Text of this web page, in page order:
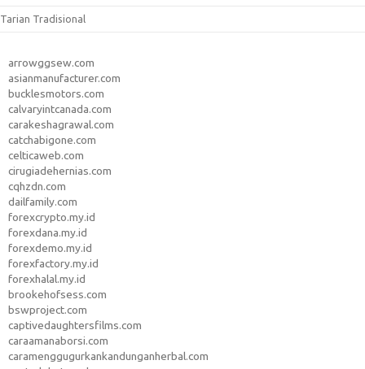
Tarian Tradisional
arrowggsew.com
asianmanufacturer.com
bucklesmotors.com
calvaryintcanada.com
carakeshagrawal.com
catchabigone.com
celticaweb.com
cirugiadehernias.com
cqhzdn.com
dailfamily.com
forexcrypto.my.id
forexdana.my.id
forexdemo.my.id
forexfactory.my.id
forexhalal.my.id
brookehofsess.com
bswproject.com
captivedaughtersfilms.com
caraamanaborsi.com
caramenggugurkankandunganherbal.com